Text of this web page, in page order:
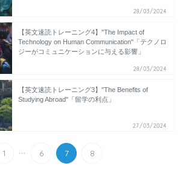
28/03/2024
【英文速読トレーニング4】"The Impact of
Technology on Human Communication"「テクノロ
ジーがコミュニケーションに与える影響」
28/03/2024
【英文速読トレーニング3】"The Benefits of
Studying Abroad"「留学の利点」
27/03/2024
1 ... 6 7 8